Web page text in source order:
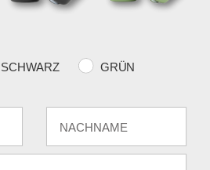
SCHWARZ GRÜN